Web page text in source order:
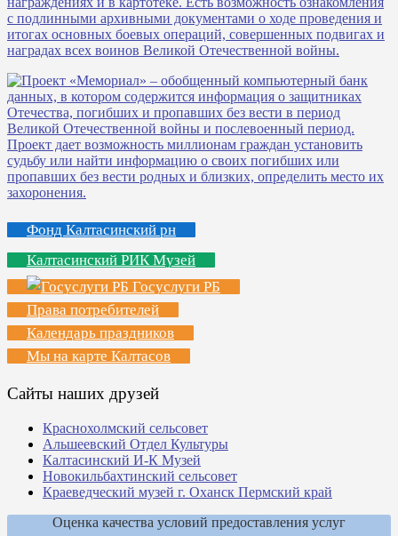
Фонд Калтасинский рн
Калтасинский РИК Музей
Госуслуги РБ
Права потребителей
Календарь праздников
Мы на карте Калтасов
Сайты наших друзей
Краснохолмский сельсовет
Альшеевский Отдел Культуры
Калтасинский И-К Музей
Новокильбахтинский сельсовет
Краеведческий музей г. Оханск Пермский край
Оценка качества условий предоставления услуг